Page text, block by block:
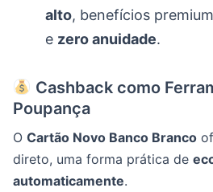
alto, benefícios
e zero anuidade.
Cashback como
Poupança
O Cartão Novo Banco Branco
direto, uma forma prática de
automaticamente.